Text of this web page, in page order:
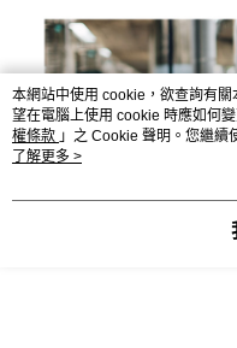
本網站中使用 cookie，欲查詢有
望在電腦上使用 cookie 時應如何
權條款 」之 Cookie 聲明。您繼續
用條款之 Cookie 聲明使用 cookie。
了解更多 >